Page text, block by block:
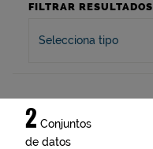
FILTRAR RESULTADOS
Selecciona tipo
2 Conjuntos
de datos